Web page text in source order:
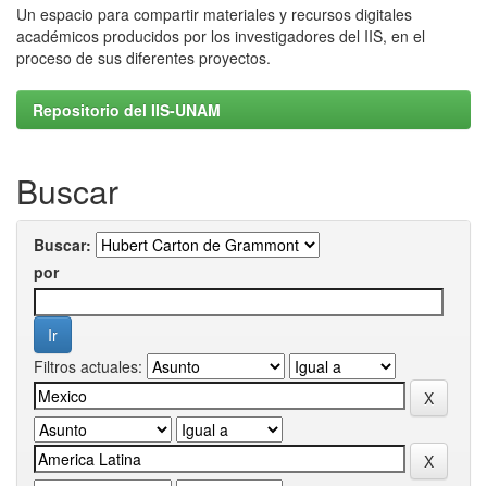
Un espacio para compartir materiales y recursos digitales
académicos producidos por los investigadores del IIS, en el
proceso de sus diferentes proyectos.
Repositorio del IIS-UNAM
Buscar
Buscar:
por
Filtros actuales: